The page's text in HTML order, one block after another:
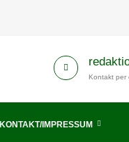
Kontakt per
KONTAKT/IMPRESSUM